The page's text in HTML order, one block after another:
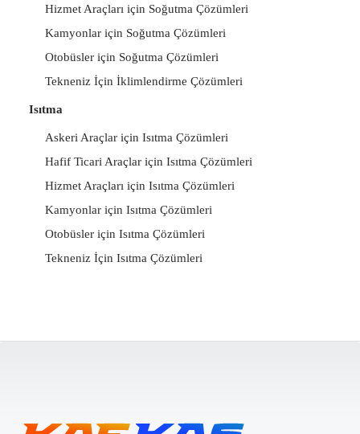
Hizmet Araçları için Soğutma Çözümleri
Kamyonlar için Soğutma Çözümleri
Otobüsler için Soğutma Çözümleri
Tekneniz İçin İklimlendirme Çözümleri
Isıtma
Askeri Araçlar için Isıtma Çözümleri
Hafif Ticari Araçlar için Isıtma Çözümleri
Hizmet Araçları için Isıtma Çözümleri
Kamyonlar için Isıtma Çözümleri
Otobüsler için Isıtma Çözümleri
Tekneniz İçin Isıtma Çözümleri